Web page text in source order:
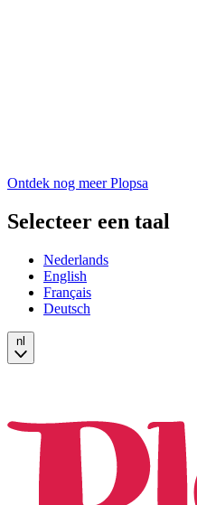
Ontdek nog meer Plopsa
Selecteer een taal
Nederlands
English
Français
Deutsch
nl